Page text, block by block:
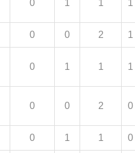
0 1 1 1
0 0 2 1
0 1 1 1
0 0 2 0
0 1 1 0